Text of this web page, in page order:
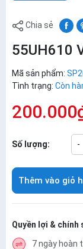
Chia sẻ
55UH610
Mã sản phẩm:
Tình trạng: Còn
Số lượng: -
Thêm vào giỏ
Quyền lợi & chính
7 ngày hoàn